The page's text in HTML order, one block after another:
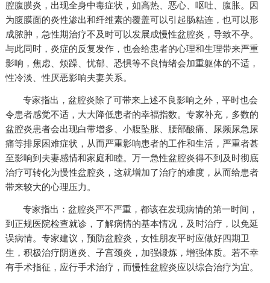
腔腹膜炎，出现全身中毒症状，如高热、恶心、呕吐、腹胀。因
为腹膜面的炎性渗出和纤维素的覆盖可以引起肠粘连，也可以形
成脓肿，急性期治疗不及时可以发展成慢性盆腔炎，导致不孕。
与此同时，炎症的反复发作，也会给患者的心理和生理带来严重
影响，焦虑、烦躁、忧郁、恐惧等不良情绪会加重躯体的不适，
性冷淡、性厌恶影响夫妻关系。
专家指出，盆腔炎除了可带来上述不良影响之外，平时也会
令患者感觉不适，大大降低患者的幸福指数。专家补充，多数的
盆腔炎患者会出现白带增多、小腹坠胀、腰部酸痛、尿频尿急尿
痛等排尿困难症状，从而严重影响患者的工作和生活，严重者甚
至影响到夫妻感情和家庭和睦。万一急性盆腔炎得不到及时彻底
治疗可转化为慢性盆腔炎，这就增加了治疗的难度，从而给患者
带来较大的心理压力。
专家指出：盆腔炎严不严重，都该在发现病情的第一时间，
到正规医院检查就诊，了解病情的基本情况，及时治疗，以免延
误病情。专家建议，预防盆腔炎，女性朋友平时应做好四期卫
生，积极治疗阴道炎、子宫颈炎，加强锻炼，增强体质。若不幸
有手术指征，应行手术治疗，而慢性盆腔炎应以综合治疗为宜。